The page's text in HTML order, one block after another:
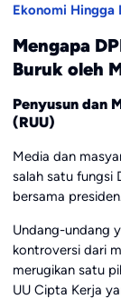
Ekonomi Hingga
Mengapa
Buruk oleh
Penyusun dan
(RUU)
Media dan
salah satu fungsi
bersama
Undang-undang
kontroversi dari
merugikan satu
UU Cipta Kerja